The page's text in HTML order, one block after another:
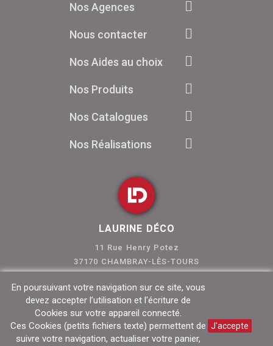
Nos Agences
Nous contacter
Nos Aides au choix
Nos Produits
Nos Catalogues
Nos Réalisations
LAURINE DÉCO
11 Rue Henry Potez
37170 CHAMBRAY-LÈS-TOURS
En poursuivant votre navigation sur ce site, vous
devez accepter l’utilisation et l'écriture de
Cookies sur votre appareil connecté.
Ces Cookies (petits fichiers texte) permettent de
suivre votre navigation, actualiser votre panier,
J'accepte